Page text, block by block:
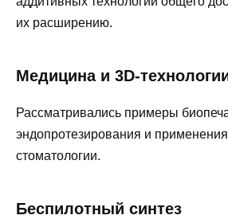
их расширению.
Медицина и 3D-
Рассматривались примеры
эндопротезирования и
стоматологии.
Беспилотный синтез